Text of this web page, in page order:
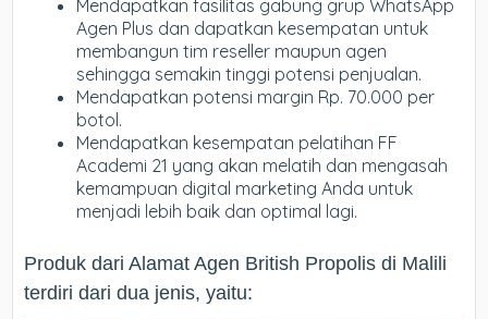
Mendapatkan fasilitas gabung grup WhatsApp
Agen Plus dan dapatkan kesempatan untuk
membangun tim reseller maupun agen
sehingga semakin tinggi potensi penjualan.
Mendapatkan potensi margin Rp. 70.000 per
botol.
Mendapatkan kesempatan pelatihan FF
Academi 21 yang akan melatih dan mengasah
kemampuan digital marketing Anda untuk
menjadi lebih baik dan optimal lagi.
Produk dari Alamat Agen British Propolis di Malili
terdiri dari dua jenis, yaitu: